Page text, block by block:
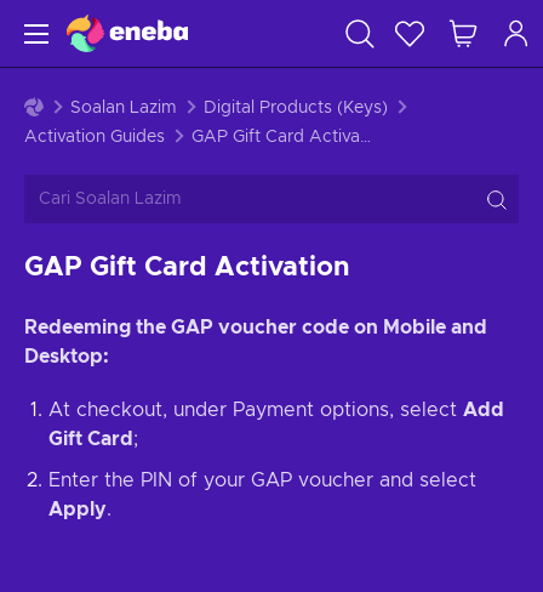
Soalan Lazim
Digital Products (Keys)
Activation Guides
GAP Gift Card Activation
GAP Gift Card Activation
Redeeming the GAP voucher code on Mobile and
Desktop:
At checkout, under Payment options, select Add
Gift Card ;
Enter the PIN of your GAP voucher and select
Apply.